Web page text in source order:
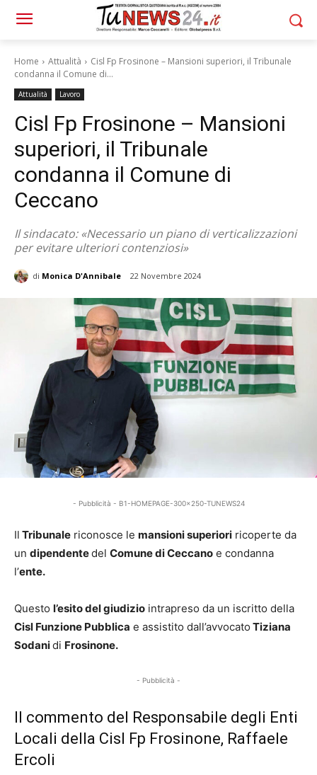
Home Attualità
Cisl Fp Frosinone – Mansioni superiori, il Tribunale
condanna il Comune di...
Attualità Lavoro
Cisl Fp Frosinone – Mansioni
superiori, il Tribunale
condanna il Comune di
Ceccano
Il sindacato: «Necessario un piano di verticalizzazioni
per evitare ulteriori contenziosi»
di Monica D'Annibale 22 Novembre 2024
- Pubblicità - B1-HOMEPAGE-300x250-TUNEWS24
Il Tribunale riconosce le mansioni superiori ricoperte da
un dipendentedel Comune di Ceccano e condanna
l’ente.
Questo l’esito del giudizio intrapreso da un iscritto della
Cisl Funzione Pubblica e assistito dall’avvocato Tiziana
Sodanidi Frosinone.
- Pubblicità -
Il commento del Responsabile degli Enti
Locali della Cisl Fp Frosinone, Raffaele
Ercoli